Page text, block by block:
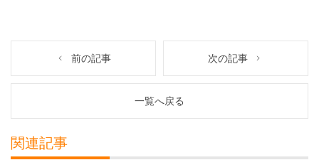
前の記事 次の記事
一覧へ戻る
関連記事